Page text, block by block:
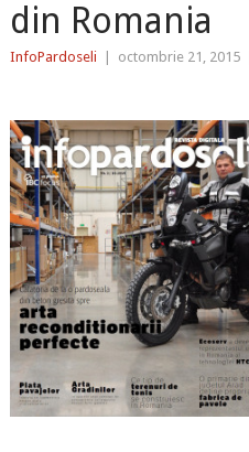
din Romania
InfoPardoseli octombrie 21, 2015